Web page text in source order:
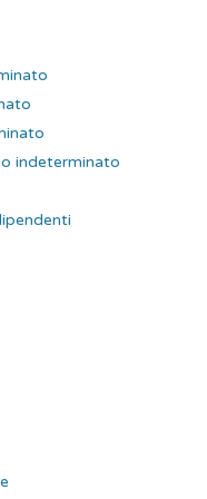
indeterminato